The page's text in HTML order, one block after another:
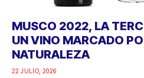
MUSCO 2022, LA
UN VINO MARCADO
NATURALEZA
22 JULIO, 2026